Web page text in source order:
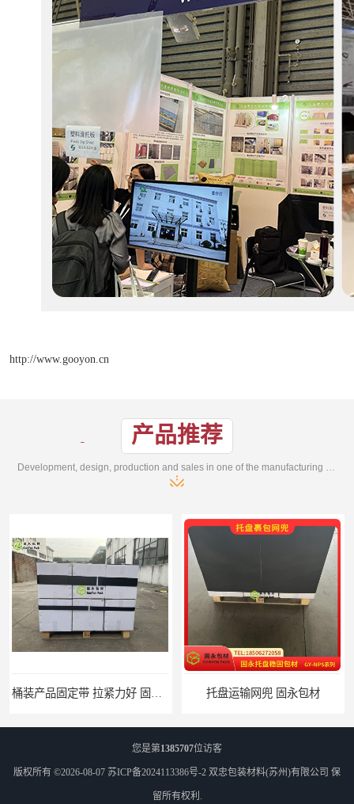
http://www.gooyon.cn
产品推荐
托盘运输网兜 固永包材 托盘打包绑带 固永包材
您是第1385707位访客
版权所有 ©2026-08-07 苏ICP备2024113386号-2 双忠包装材料(苏州)有限公司 保
留所有权利.